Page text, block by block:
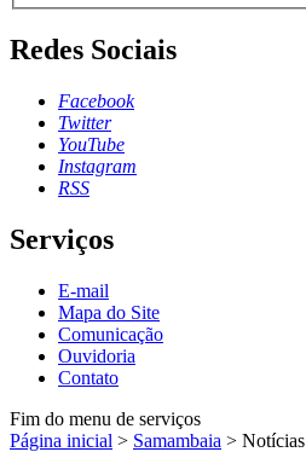
Redes Sociais
Facebook
Twitter
YouTube
Instagram
RSS
Serviços
E-mail
Mapa do Site
Comunicação
Ouvidoria
Contato
Fim do menu de serviços
Página inicial > Samambaia > Notícias